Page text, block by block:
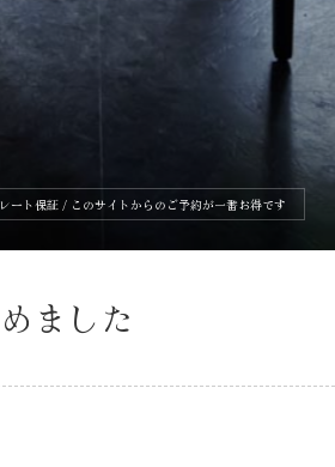
ート保証 / このサイトからのご予約が一番お得です
ました